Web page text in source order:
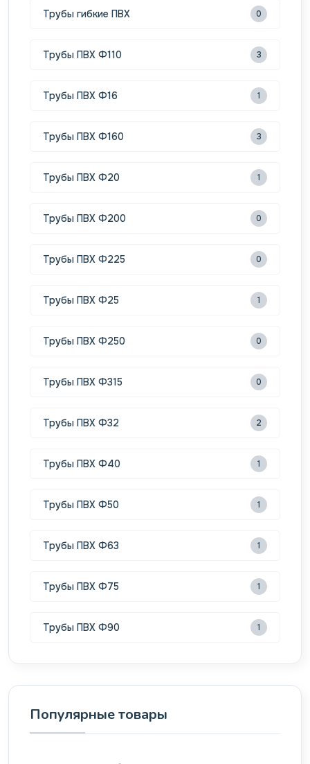
Трубы гибкие ПВХ 0
Трубы ПВХ Ф110 3
Трубы ПВХ Ф16 1
Трубы ПВХ Ф160 3
Трубы ПВХ Ф20 1
Трубы ПВХ Ф200 0
Трубы ПВХ Ф225 0
Трубы ПВХ Ф25 1
Трубы ПВХ Ф250 0
Трубы ПВХ Ф315 0
Трубы ПВХ Ф32 2
Трубы ПВХ Ф40 1
Трубы ПВХ Ф50 1
Трубы ПВХ Ф63 1
Трубы ПВХ Ф75 1
Трубы ПВХ Ф90 1
Популярные товары